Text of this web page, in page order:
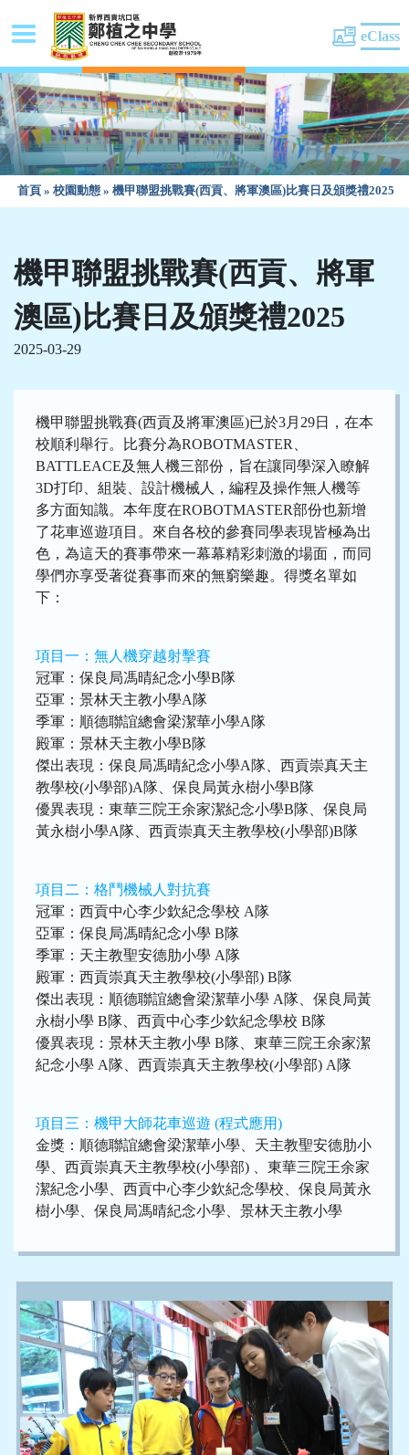
eClass
首頁 » 校園動態 » 機甲聯盟挑戰賽(西貢、將軍澳區)比賽日及頒獎禮2025
機甲聯盟挑戰賽(西貢、將軍
澳區)比賽日及頒獎禮2025
2025-03-29
機甲聯盟挑戰賽(西貢及將軍澳區)已於3月29日，在本
校順利舉行。比賽分為ROBOTMASTER、
BATTLEACE及無人機三部份，旨在讓同學深入瞭解
3D打印、組裝、設計機械人，編程及操作無人機等
多方面知識。本年度在ROBOTMASTER部份也新增
了花車巡遊項目。來自各校的參賽同學表現皆極為出
色，為這天的賽事帶來一幕幕精彩刺激的場面，而同
學們亦享受著從賽事而來的無窮樂趣。得獎名單如
下：
項目一：無人機穿越射擊賽
冠軍：保良局馮晴紀念小學B隊
亞軍：景林天主教小學A隊
季軍：順德聯誼總會梁潔華小學A隊
殿軍：景林天主教小學B隊
傑出表現：保良局馮晴紀念小學A隊、西貢崇真天主
教學校(小學部)A隊、保良局黃永樹小學B隊
優異表現：東華三院王余家潔紀念小學B隊、保良局
黃永樹小學A隊、西貢崇真天主教學校(小學部)B隊
項目二：格鬥機械人對抗賽
冠軍：西貢中心李少欽紀念學校 A隊
亞軍：保良局馮晴紀念小學 B隊
季軍：天主教聖安德肋小學 A隊
殿軍：西貢崇真天主教學校(小學部) B隊
傑出表現：順德聯誼總會梁潔華小學 A隊、保良局黃
永樹小學 B隊、西貢中心李少欽紀念學校 B隊
優異表現：景林天主教小學 B隊、東華三院王余家潔
紀念小學 A隊、西貢崇真天主教學校(小學部) A隊
項目三：機甲大師花車巡遊 (程式應用)
金獎：順德聯誼總會梁潔華小學、天主教聖安德肋小
學、西貢崇真天主教學校(小學部) 、東華三院王余家
潔紀念小學、西貢中心李少欽紀念學校、保良局黃永
樹小學、保良局馮晴紀念小學、景林天主教小學